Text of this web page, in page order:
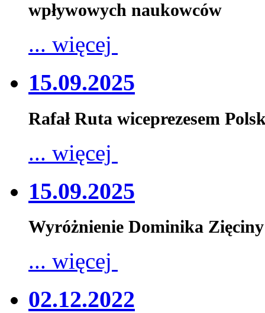
wpływowych naukowców
... więcej
15.09.2025
Rafał Ruta wiceprezesem
... więcej
15.09.2025
Wyróżnienie Dominika Zięciny
... więcej
02.12.2022